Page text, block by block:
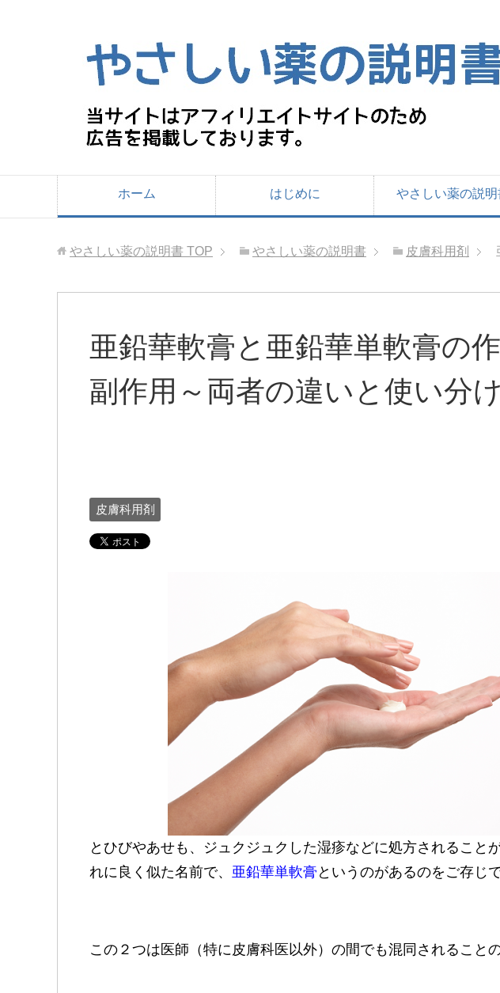
ホーム はじめに やさしい薬の説明
やさしい薬の説明書 TOP やさしい薬の説明書 皮膚科用剤
亜鉛華軟膏と亜鉛華単軟膏の
副作用～両者の違いと使い分け
皮膚科用剤
とひびやあせも、ジュクジュクした湿疹などに処方されること
れに良く似た名前で、 亜鉛華単軟膏 というのがあるのをご存じ
この２つは医師（特に皮膚科医以外）の間でも混同されること